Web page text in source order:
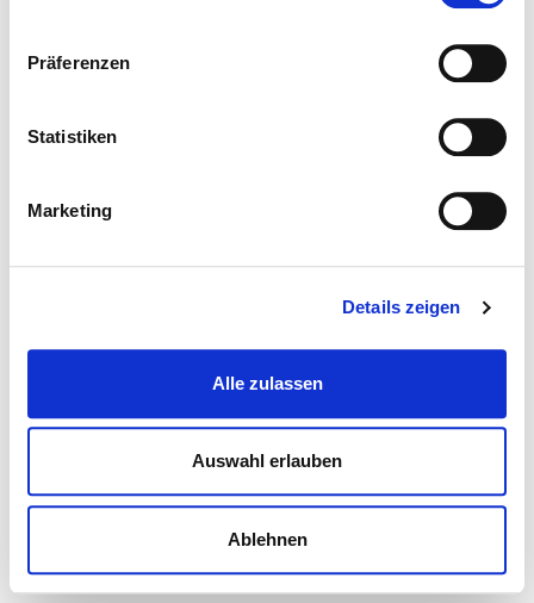
Präferenzen
Statistiken
Marketing
Details zeigen
Alle zulassen
Auswahl erlauben
Ablehnen